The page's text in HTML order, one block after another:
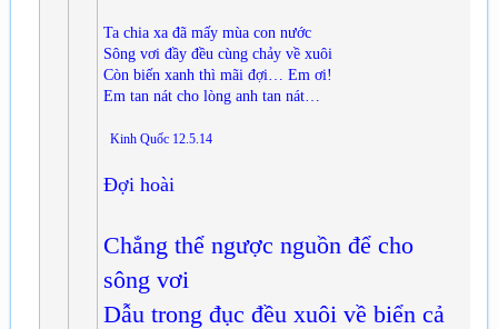
Ta chia xa đã mấy mùa con nước
Sông vơi đầy đều cùng chảy về xuôi
Còn biến xanh thì mãi đợi… Em ơi!
Em tan nát cho lòng anh tan nát…
Kinh Quốc 12.5.14
Đợi hoài
Chẳng thể ngược nguồn để cho
sông vơi
Dẫu trong đục đều xuôi về biển cả